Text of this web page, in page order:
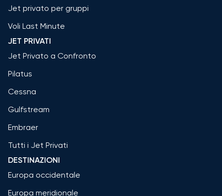
Jet privato per gruppi
Voli Last Minute
JET PRIVATI
Jet Privato a Confronto
Pilatus
Cessna
Gulfstream
Embraer
Tutti i Jet Privati
DESTINAZIONI
Europa occidentale
Europa meridionale